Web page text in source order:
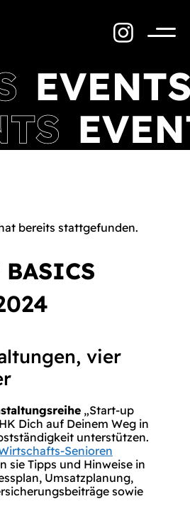
bereits stattgefunden.
BASICS
vier
„Start-up
Dich auf Deinem Weg in
unterstützen.
Senioren
sie Tipps und Hinweise in
Umsatzplanung,
sowie